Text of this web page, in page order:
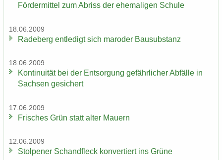
För­der­mit­tel zum Ab­riss der ehe­ma­li­gen Schu­le
18.06.2009
Ra­de­berg ent­le­digt sich ma­ro­der Bau­sub­stanz
18.06.2009
Kon­ti­nui­tät bei der Ent­sor­gung ge­fähr­li­cher Ab­fäl­le in
Sach­sen ge­si­chert
17.06.2009
Fri­sches Grün statt alter Mau­ern
12.06.2009
Stol­pe­ner Schand­fleck kon­ver­tiert ins Grüne